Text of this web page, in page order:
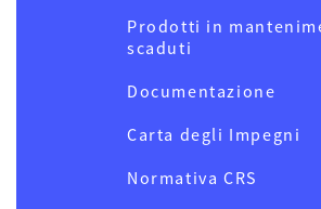
Prodotti in
scaduti
Documentazione
Carta degli Impegni
Normativa CRS